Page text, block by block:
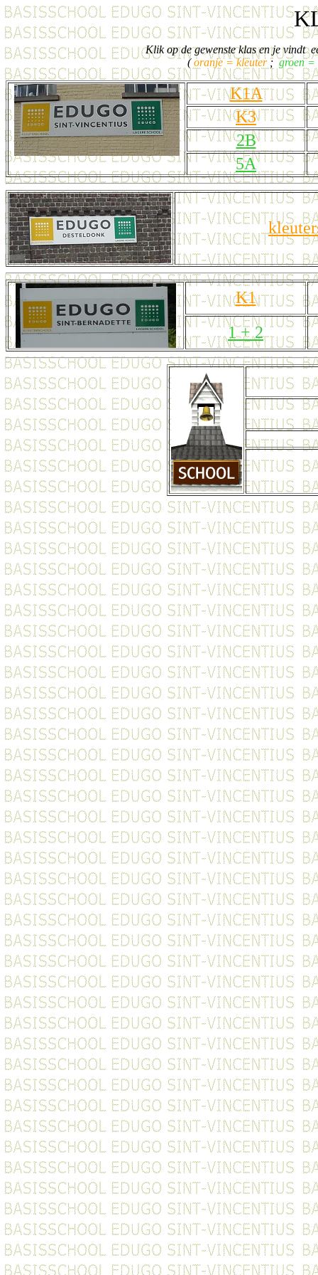
Klik op de gewenste klas en je vindt
(oranje = kleuter;groen =
K1A
K3
2B
5A
K1
1 + 2